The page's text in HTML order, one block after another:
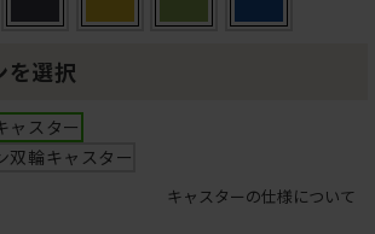
を選択
ャスター
双輪キャスター
キャスターの仕様について